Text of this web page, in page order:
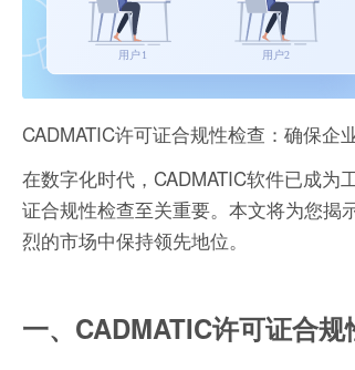
CADMATIC许可证合规性检查：确保企
在数字化时代，CADMATIC软件已成
证合规性检查至关重要。本文将为您揭
烈的市场中保持领先地位。
一、CADMATIC许可证合